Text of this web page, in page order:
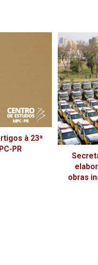
à 23ª
PR
obras